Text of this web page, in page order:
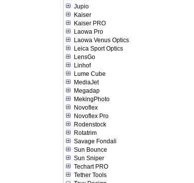
Jupio
Kaiser
Kaiser PRO
Laowa Pro
Laowa Venus Optics
Leica Sport Optics
LensGo
Linhof
Lume Cube
MediaJet
Megadap
MekingPhoto
Novoflex
Novoflex Pro
Rodenstock
Rotatrim
Savage Fondali
Sun Bounce
Sun Sniper
Techart PRO
Tether Tools